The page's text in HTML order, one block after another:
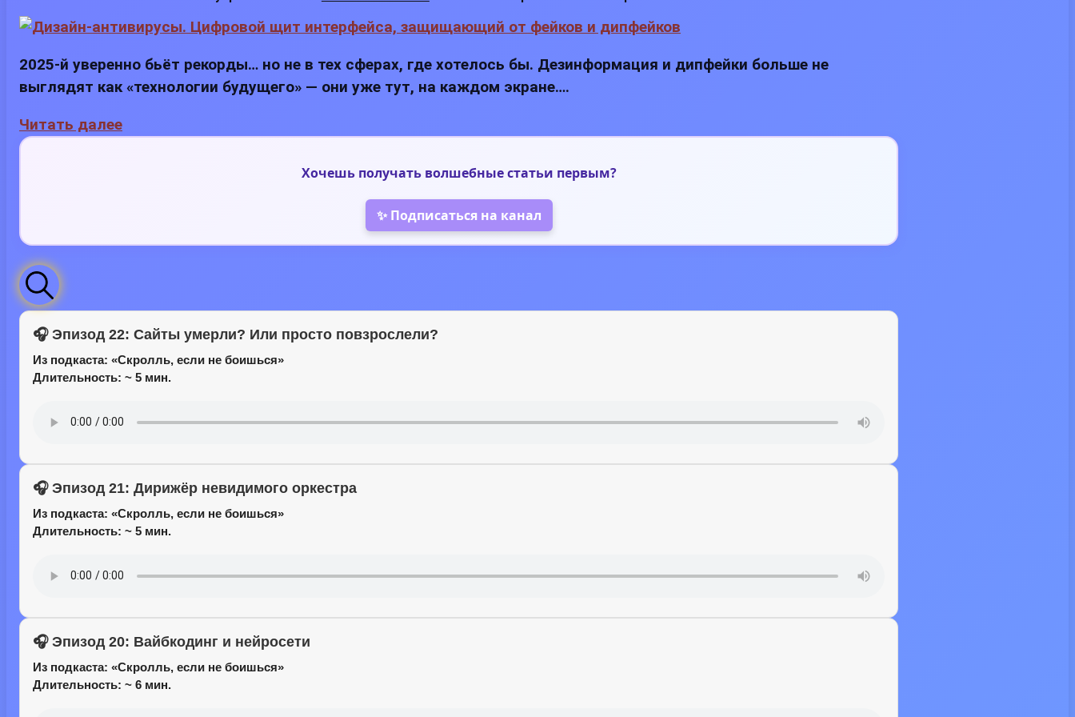
2025-й уверенно бьёт рекорды… но не в тех сферах, где хотелось бы. Дезинформация и дипфейки больше не
выглядят как «технологии будущего» — они уже тут, на каждом экране….
Читать далее
Хочешь получать волшебные статьи первым?
✨ Подписаться на канал
🎧 Эпизод 22: Сайты умерли? Или просто повзрослели?
Из подкаста: «Скролль, если не боишься»
Длительность: ~ 5 мин.
🎧 Эпизод 21: Дирижёр невидимого оркестра
Из подкаста: «Скролль, если не боишься»
Длительность: ~ 5 мин.
🎧 Эпизод 20: Вайбкодинг и нейросети
Из подкаста: «Скролль, если не боишься»
Длительность: ~ 6 мин.